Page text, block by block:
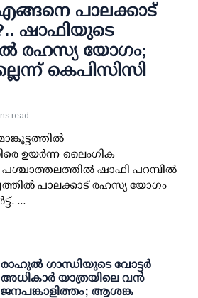
പാലക്കാട്
ഷാഫിയുടെ
രഹസ്യ യോഗം;
കെപിസിസി
read
ഉയര്‍ന്ന ലൈംഗിക
ഷാഫി പറമ്പില്‍
പാലക്കാട് രഹസ്യ യോഗം
...
രാഹുല്‍ ഗാന്ധിയുടെ വോട്ടര്‍
അധികാര്‍ യാത്രയിലെ വന്‍
ജനപങ്കാളിത്തം; ആശങ്ക